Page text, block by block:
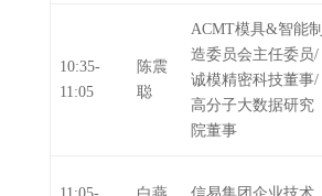
10:35-
11:05
陈震
聪
ACMT模具&智能制
造委员会主任委员/
诚模精密科技董事/
高分子大数据研究
院董事